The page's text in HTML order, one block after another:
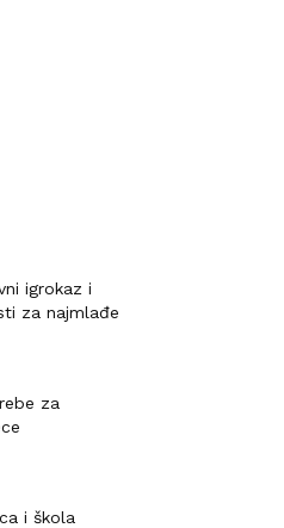
igrokaz i
za najmlađe
za
i škola